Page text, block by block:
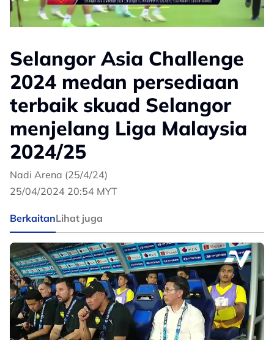
Selangor Asia Challenge
2024 medan persediaan
terbaik skuad Selangor
menjelang Liga Malaysia
2024/25
Nadi Arena (25/4/24)
25/04/2024 20:54 MYT
BerkaitanLihat juga